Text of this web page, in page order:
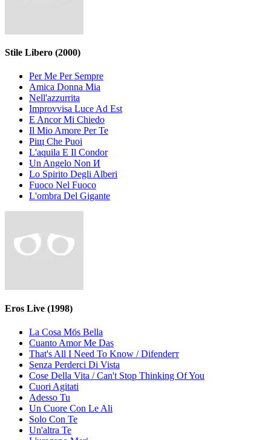
Stile Libero (2000)
Per Me Per Sempre
Amica Donna Mia
Nell'azzurritа
Improvvisa Luce Ad Est
E Ancor Mi Chiedo
Il Mio Amore Per Te
Piщ Che Puoi
L'aquila E Il Condor
Un Angelo Non И
Lo Spirito Degli Alberi
Fuoco Nel Fuoco
L'ombra Del Gigante
Eros Live (1998)
La Cosa Mбs Bella
Cuanto Amor Me Das
That's All I Need To Know / Difenderт
Senza Perderci Di Vista
Cose Della Vita / Can't Stop Thinking Of You
Cuori Agitati
Adesso Tu
Un Cuore Con Le Ali
Solo Con Te
Un'altra Te